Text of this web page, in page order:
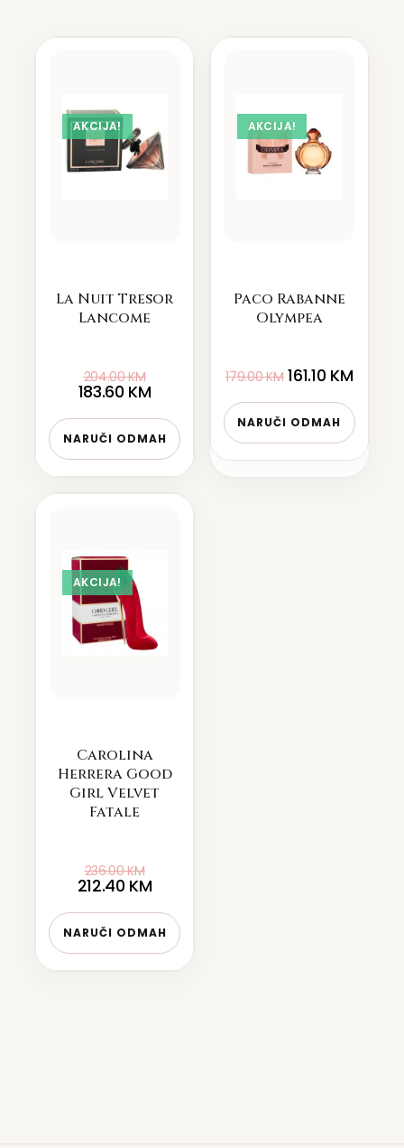
AKCIJA!
La Nuit Tresor
Lancome
204.00KM
183.60 KM
NARUČI ODMAH
AKCIJA!
Paco Rabanne
Olympea
179.00KM 161.10 KM
NARUČI ODMAH
AKCIJA!
Carolina
Herrera Good
Girl Velvet
Fatale
236.00KM
212.40 KM
NARUČI ODMAH